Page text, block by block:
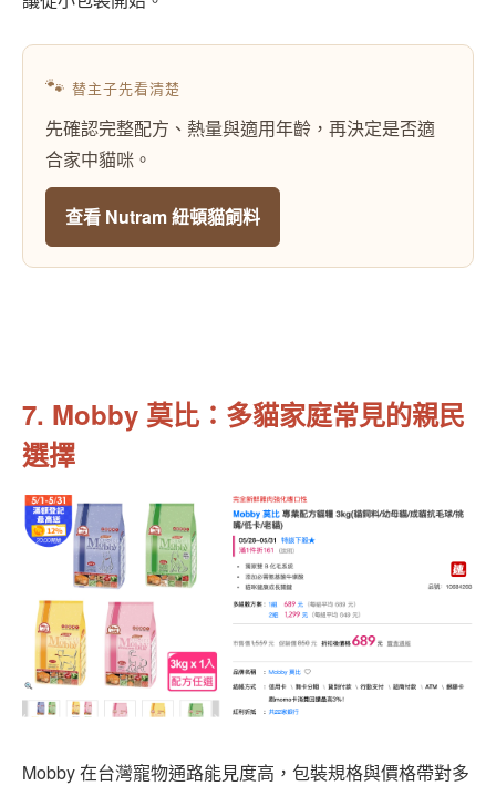
🐾 替主子先看清楚
先確認完整配方、熱量與適用年齡，再決定是否適
合家中貓咪。
查看 Nutram 紐頓貓飼料
7. Mobby 莫比：多貓家庭常見的親民
選擇
Mobby 在台灣寵物通路能見度高，包裝規格與價格帶對多